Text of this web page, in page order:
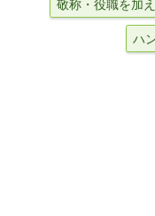
敬称・役職を加
ハ